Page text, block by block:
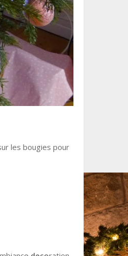
les bougies pour